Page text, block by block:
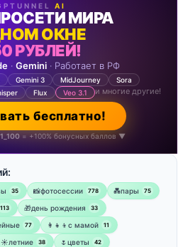
AI
МИРА
ОКНЕ
РУБЛЕЙ!
· Gemini · Работает в РФ
Gemini 3 MidJourney
Sora
Flux Veo 3.1 и многие другие!
бесплатно!
= +100% бонусных баллов ▼
35 📸фотосессии 778 💑пары 75
113 🎁день рождения 33
77 👩‍👧‍👦с мамой 11
☀️летние 38 🌷цветы 42